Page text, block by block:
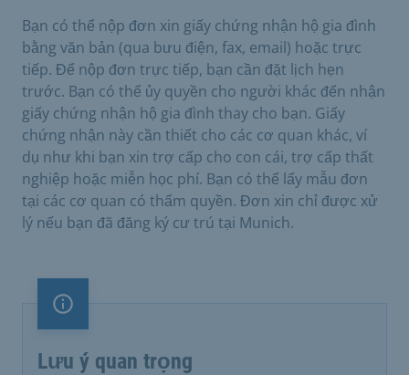
Bạn có thể nộp đơn xin giấy chứng nhận hộ gia đình
bằng văn bản (qua bưu điện, fax, email) hoặc trực
tiếp. Để nộp đơn trực tiếp, bạn cần đặt lịch hẹn
trước. Bạn có thể ủy quyền cho người khác đến nhận
giấy chứng nhận hộ gia đình thay cho bạn. Giấy
chứng nhận này cần thiết cho các cơ quan khác, ví
dụ như khi bạn xin trợ cấp cho con cái, trợ cấp thất
nghiệp hoặc miễn học phí. Bạn có thể lấy mẫu đơn
tại các cơ quan có thẩm quyền. Đơn xin chỉ được xử
lý nếu bạn đã đăng ký cư trú tại Munich.
Lưu ý quan trọng
Lưu ý quan trọng